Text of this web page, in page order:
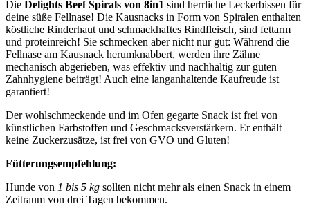
Die Delights Beef Spirals von 8in1 sind herrliche Leckerbissen für
deine süße Fellnase! Die Kausnacks in Form von Spiralen enthalten
köstliche Rinderhaut und schmackhaftes Rindfleisch, sind fettarm
und proteinreich! Sie schmecken aber nicht nur gut: Während die
Fellnase am Kausnack herumknabbert, werden ihre Zähne
mechanisch abgerieben, was effektiv und nachhaltig zur guten
Zahnhygiene beiträgt! Auch eine langanhaltende Kaufreude ist
garantiert!
Der wohlschmeckende und im Ofen gegarte Snack ist frei von
künstlichen Farbstoffen und Geschmacksverstärkern. Er enthält
keine Zuckerzusätze, ist frei von GVO und Gluten!
Fütterungsempfehlung:
Hunde von 1 bis 5 kg sollten nicht mehr als einen Snack in einem
Zeitraum von drei Tagen bekommen.